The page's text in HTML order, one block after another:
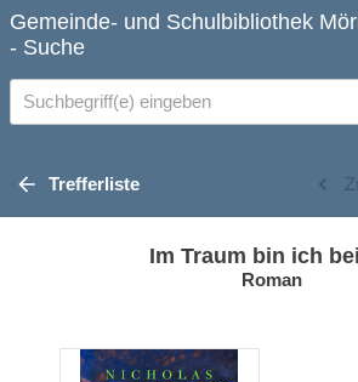
Gemeinde- und Schulbibliothek
- Suche
Suchbegriff(e) eingeben
Trefferliste
Im Traum bin ich
Roman